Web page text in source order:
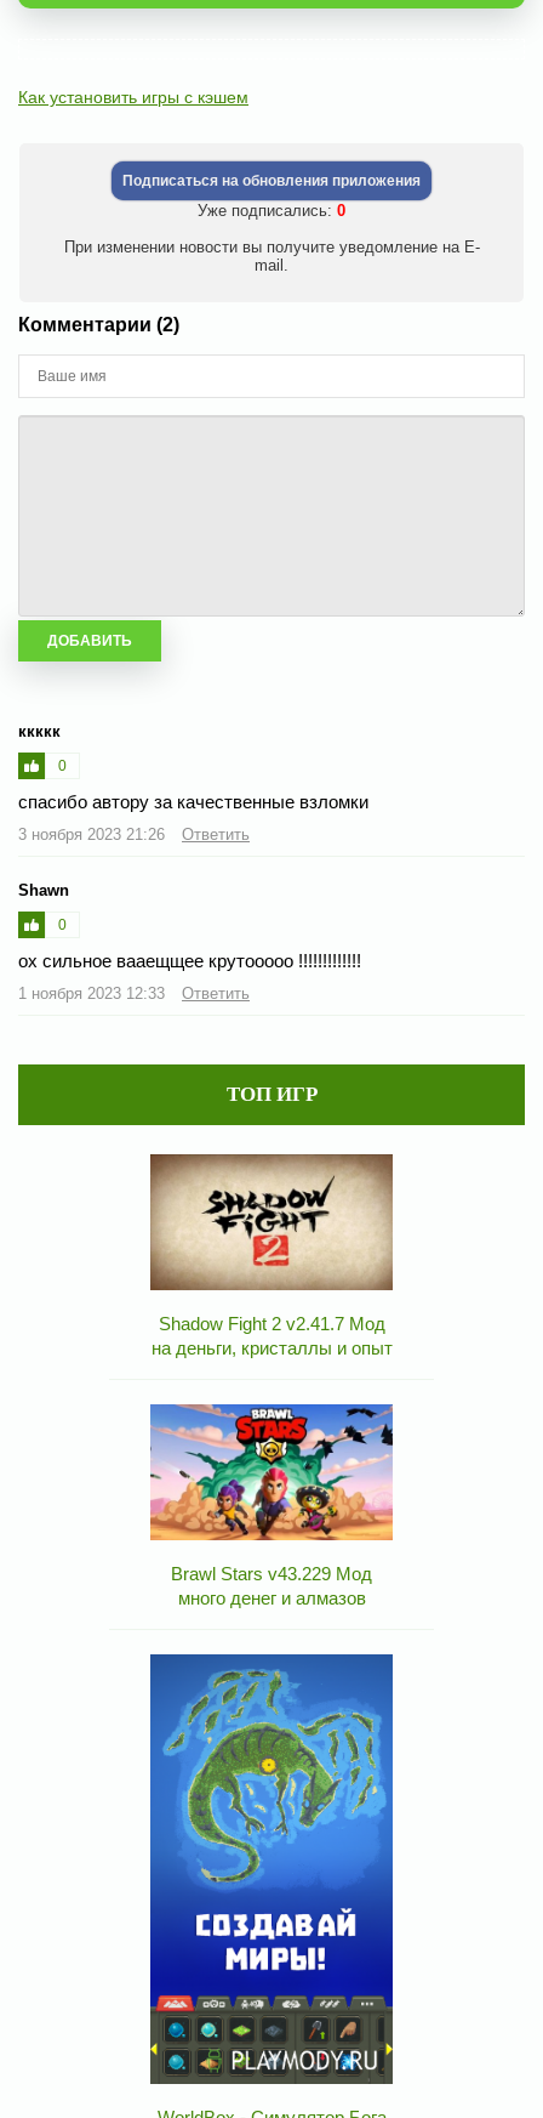
Как установить игры с кэшем
Подписаться на обновления приложения
Уже подписались: 0
При изменении новости вы получите уведомление на E-
mail.
Комментарии (2)
ккккк
0
спасибо автору за качественные взломки
3 ноября 2023 21:26 Ответить
Shawn
0
ох сильное вааещщее крутооооо !!!!!!!!!!!!!
1 ноября 2023 12:33 Ответить
ТОП ИГР
Shadow Fight 2 v2.41.7 Мод
на деньги, кристаллы и опыт
Brawl Stars v43.229 Мод
много денег и алмазов